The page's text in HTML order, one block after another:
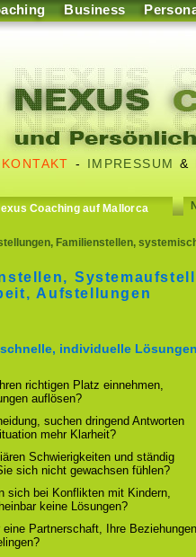
Business
KONTAKT - IMPRESSUM &
Coaching auf Mallorca
Familienstellen,
Aufstellungen
individuelle
richtigen Platz einnehmen,
auflösen?
suchen dringend Antworten
mehr Klarheit?
Schwierigkeiten und ständig
sich nicht gewachsen fühlen?
sich bei Konflikten mit Kindern,
keine Lösungen?
Partnerschaft, Ihre Beziehungen